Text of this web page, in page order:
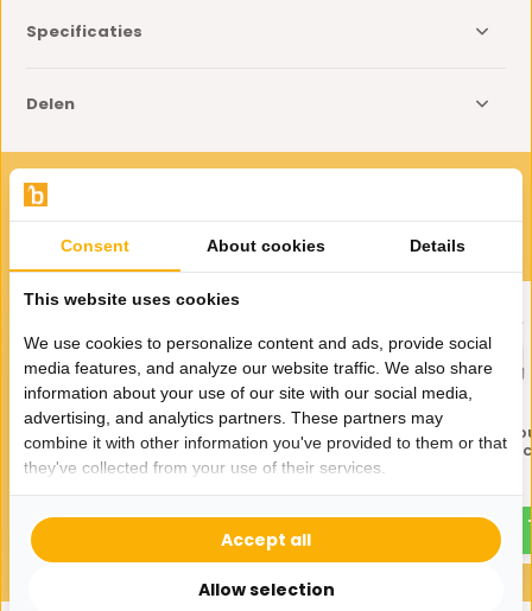
Specificaties
Delen
VOOR JOU GESELECTEERD
Gerelateerde producten
Infinity Waxinelichthouder
Eric Kuster Stijl - 5 lichts
39,95
Infinity
Eric Kuster Stijl - 10
45,- 29,95
Consent About cookies Details
This website uses cookies
We use cookies to personalize content and ads, provide social
media features, and analyze our website traffic. We also share
information about your use of our site with our social media,
advertising, and analytics partners. These partners may
combine it with other information you've provided to them or that
they've collected from your use of their services.
Allow selection
Accept all